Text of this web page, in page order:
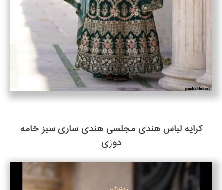
کرایه لباس هندی مجلسی هندی ساری سبز خامه
دوزی